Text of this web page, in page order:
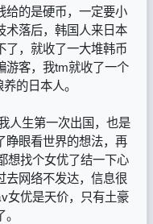
给的是硬币，一定要小
术落后，韩国人来日本
了，就收了一大堆韩币
游客，我tm就收了一个
的日本人。
人生第一次出国，也是
睁眼看世界的想法，再
想找个女优了结一下心
去网络不发达，信息很
女优是天价，只有土豪